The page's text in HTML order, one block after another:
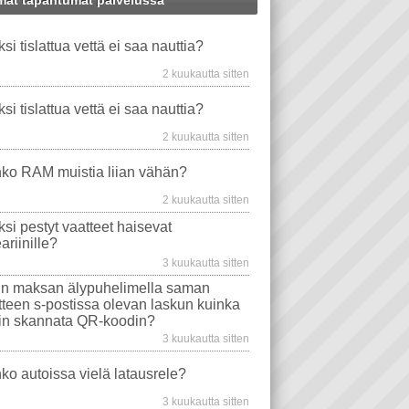
PLAYER
TIETOKONEET
PROSESSORIT WINDOWS VISTA
NÄYTÖT WINDOWS 10
WLAN
AJURIT VIRUSTORJUNTA
YOUTUBE
VIDEON TOISTO SAMSUNG
tislattua vettä ei saa nauttia?
2 kuukautta sitten
tislattua vettä ei saa nauttia?
2 kuukautta sitten
RAM muistia liian vähän?
2 kuukautta sitten
pestyt vaatteet haisevat
3 kuukautta sitten
maksan älypuhelimella saman
s-postissa olevan laskun kuinka
skannata QR-koodin?
3 kuukautta sitten
autoissa vielä latausrele?
3 kuukautta sitten